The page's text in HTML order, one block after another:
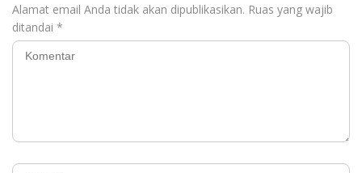
Alamat email Anda tidak akan dipublikasikan. Ruas yang wajib
ditandai *